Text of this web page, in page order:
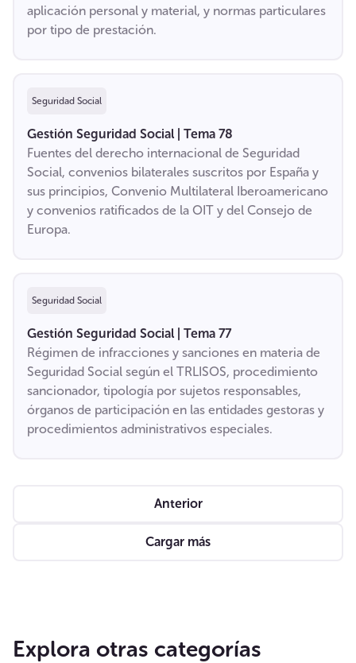
aplicación personal y material, y normas particulares
por tipo de prestación.
Seguridad Social
Gestión Seguridad Social | Tema 78
Fuentes del derecho internacional de Seguridad
Social, convenios bilaterales suscritos por España y
sus principios, Convenio Multilateral Iberoamericano
y convenios ratificados de la OIT y del Consejo de
Europa.
Seguridad Social
Gestión Seguridad Social | Tema 77
Régimen de infracciones y sanciones en materia de
Seguridad Social según el TRLISOS, procedimiento
sancionador, tipología por sujetos responsables,
órganos de participación en las entidades gestoras y
procedimientos administrativos especiales.
Anterior
Cargar más
Explora otras categorías